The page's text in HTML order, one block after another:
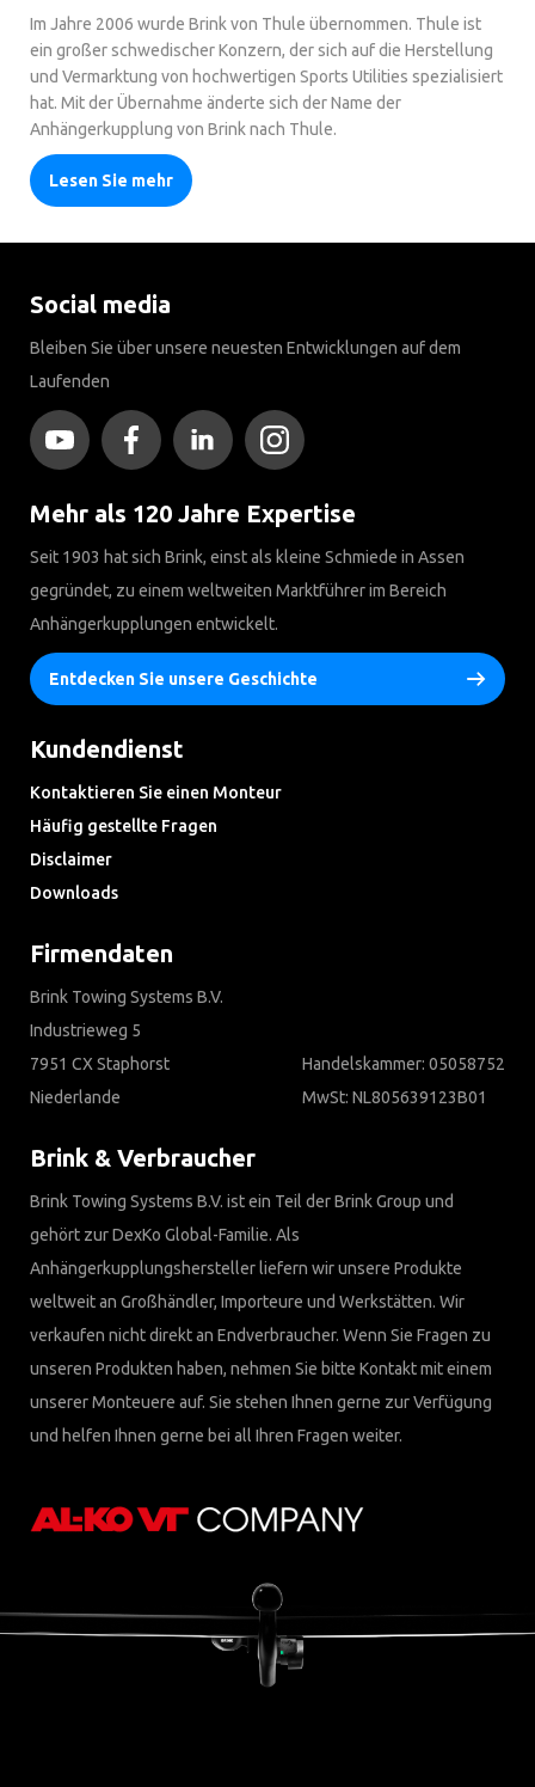
Im Jahre 2006 wurde Brink von Thule übernommen. Thule ist
ein großer schwedischer Konzern, der sich auf die Herstellung
und Vermarktung von hochwertigen Sports Utilities spezialisiert
hat. Mit der Übernahme änderte sich der Name der
Anhängerkupplung von Brink nach Thule.
Lesen Sie mehr
Social media
Bleiben Sie über unsere neuesten Entwicklungen auf dem
Laufenden
Mehr als 120 Jahre Expertise
Seit 1903 hat sich Brink, einst als kleine Schmiede in Assen
gegründet, zu einem weltweiten Marktführer im Bereich
Anhängerkupplungen entwickelt.
Entdecken Sie unsere Geschichte
Kundendienst
Kontaktieren Sie einen Monteur
Häufig gestellte Fragen
Disclaimer
Downloads
Firmendaten
Brink Towing Systems B.V.
Industrieweg 5
7951 CX Staphorst
Niederlande
Handelskammer: 05058752
MwSt: NL805639123B01
Brink & Verbraucher
Brink Towing Systems B.V. ist ein Teil der Brink Group und
gehört zur DexKo Global-Familie. Als
Anhängerkupplungshersteller liefern wir unsere Produkte
weltweit an Großhändler, Importeure und Werkstätten. Wir
verkaufen nicht direkt an Endverbraucher. Wenn Sie Fragen zu
unseren Produkten haben, nehmen Sie bitte Kontakt mit einem
unserer Monteuere auf. Sie stehen Ihnen gerne zur Verfügung
und helfen Ihnen gerne bei all Ihren Fragen weiter.